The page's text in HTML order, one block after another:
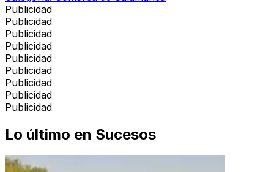
Publicidad
Publicidad
Publicidad
Publicidad
Publicidad
Publicidad
Publicidad
Publicidad
Publicidad
Lo último en Sucesos